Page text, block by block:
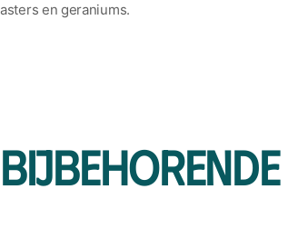
asters en geraniums.